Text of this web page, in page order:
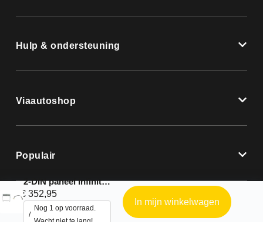
Hulp & ondersteuning
Viaautoshop
Populair
2-DIN paneel Infiniti G35 2005-2007
€ 352,95
Nog 1 op voorraad.
Wacht niet te lang!
In mijn winkelwagen